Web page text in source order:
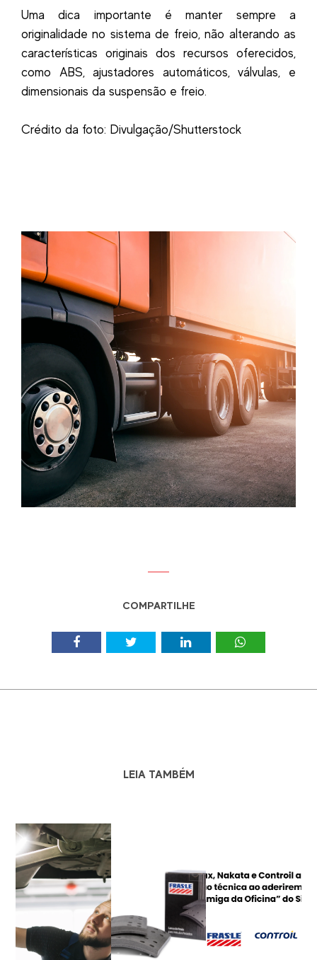
Uma dica importante é manter sempre a
originalidade no sistema de freio, não alterando as
características originais dos recursos oferecidos,
como ABS, ajustadores automáticos, válvulas, e
dimensionais da suspensão e freio.
Crédito da foto: Divulgação/Shutterstock
COMPARTILHE
LEIA TAMBÉM